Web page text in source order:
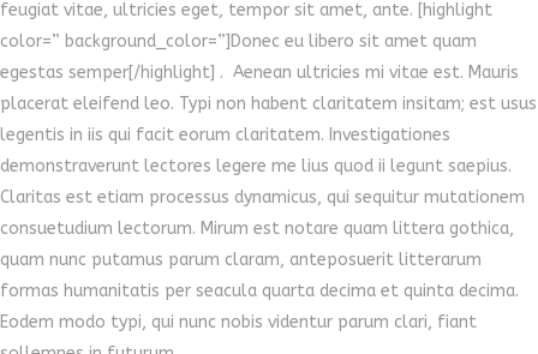
feugiat vitae, ultricies eget, tempor sit amet, ante. [highlight
color=” background_color=”]Donec eu libero sit amet quam
egestas semper[/highlight] . Aenean ultricies mi vitae est. Mauris
placerat eleifend leo. Typi non habent claritatem insitam; est usus
legentis in iis qui facit eorum claritatem. Investigationes
demonstraverunt lectores legere me lius quod ii legunt saepius.
Claritas est etiam processus dynamicus, qui sequitur mutationem
consuetudium lectorum. Mirum est notare quam littera gothica,
quam nunc putamus parum claram, anteposuerit litterarum
formas humanitatis per seacula quarta decima et quinta decima.
Eodem modo typi, qui nunc nobis videntur parum clari, fiant